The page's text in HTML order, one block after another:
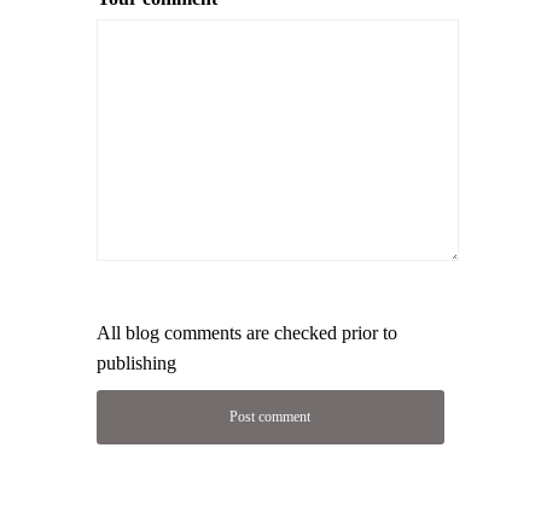
All blog comments are checked prior to
publishing